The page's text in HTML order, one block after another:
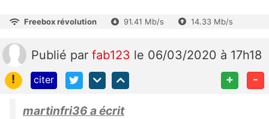
Freebox révolution 91.41 Mb/s 14.33 Mb/s
Publié par fab123 le 06/03/2020 à 17h18
!
citer + -
martinfri36 a écrit